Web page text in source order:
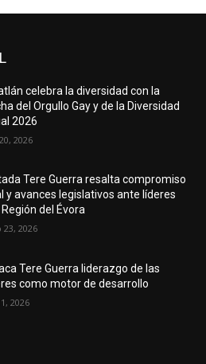
celebra la diversidad con la
del Orgullo Gay y de la Diversidad
2026
2026
Tere Guerra resalta compromiso
y avances legislativos ante líderes
del Évora
2026
Tere Guerra liderazgo de las
como motor de desarrollo
2026